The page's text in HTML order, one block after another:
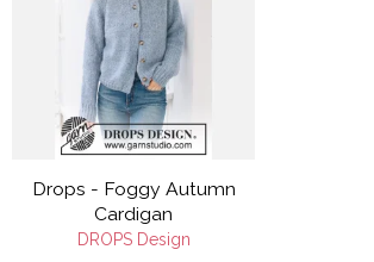
Drops - Foggy Autumn
Cardigan
DROPS Design